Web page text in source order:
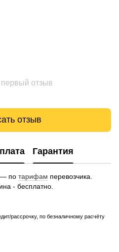
отзыв
отзыв
Гарантия
— по тарифам перевозчика.
- бесплатно.
рассрочку, по безналичному расчёту